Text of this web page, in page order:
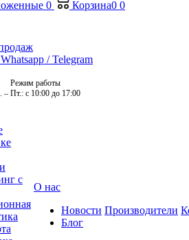
0 Корзина0 0
/ Telegram
Режим работы
– Пт.: с 10:00 до 17:00
с
О нас
Новости
Блог
Производители